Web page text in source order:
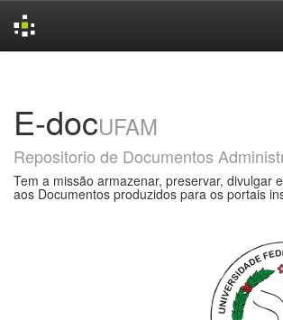
E-docUFAM
Repositorio de Documentos
Tem a missão armazenar, preservar, divulgar
aos Documentos produzidos para os portais